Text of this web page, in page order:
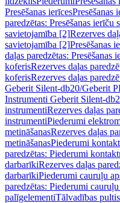
Presēšanas ierīcesPresēšanas
paredzētas: Presēšanas ierīču
savietojamība [2]Rezerves
savietojamība [2]Presēšanas
daļas paredzētas:
koferisRezerves daļas
koferisRezerves daļas
Geberit Silent-db20/Geberit
Instrumenti Geberit Silent-
instrumentiRezerves daļas
instrumentiPiederumi
metināšanasRezerves daļas
metināšanasPiederumi
paredzētas: Piederumi
darbarīkiRezerves daļas
darbarīkiPiederumi cauruļu
paredzētas: Piederumi
palīgelementiTālvadības pultis